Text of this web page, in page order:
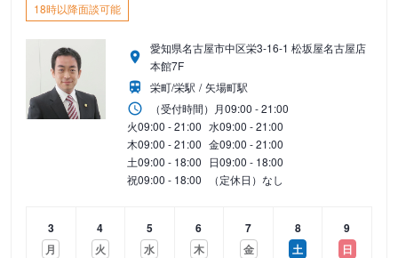
18時以降面談可能
愛知県名古屋市中区栄3-16-1 松坂屋名古屋店
本館7F
栄町/栄駅
矢場町駅
（受付時間） 月09:00 - 21:00
火09:00 - 21:00 水09:00 - 21:00
木09:00 - 21:00 金09:00 - 21:00
土09:00 - 18:00 日09:00 - 18:00
祝09:00 - 18:00 （定休日）なし
3
月
4
火
5
水
6
木
7
金
8
土
9
日